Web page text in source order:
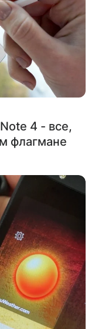
4 - все,
флагмане